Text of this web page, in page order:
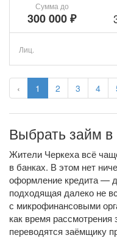
‹ 1 2 3 4
Сумма до
300 000 ₽
Лиц.
Выбрать займ в
Жители Черкеха всё
в банках. В этом нет
оформление кредита —
подходящая далеко не
с микрофинансовыми
как время рассмотрения
переводятся заёмщику